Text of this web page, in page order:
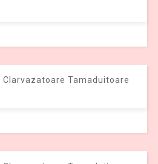
Tamaduitoare